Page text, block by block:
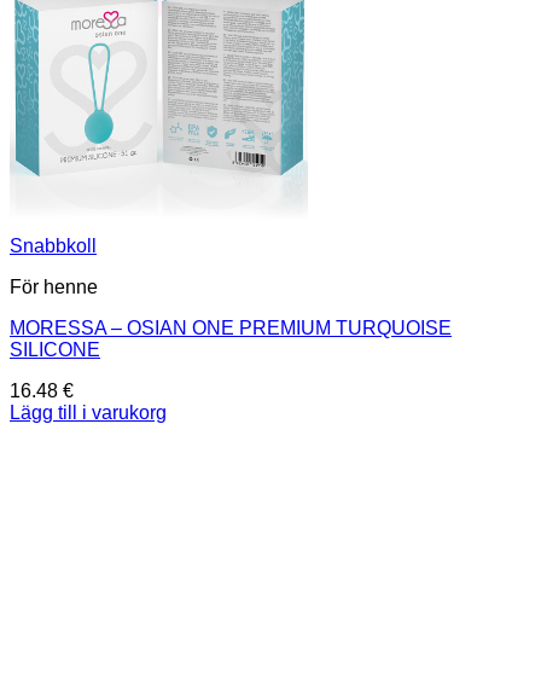
Snabbkoll
För henne
MORESSA – OSIAN ONE PREMIUM TURQUOISE
SILICONE
16.48 €
Lägg till i varukorg